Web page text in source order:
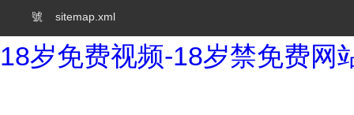
號
sitemap.xml
18岁免费视频-18岁禁免费网